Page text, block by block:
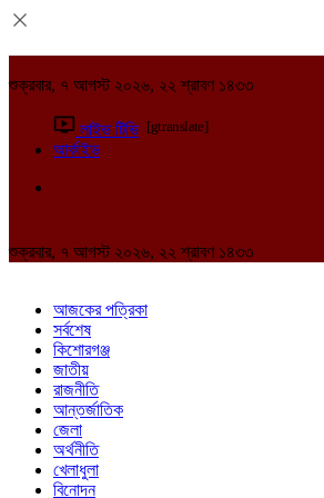
শুক্রবার, ৭ আগস্ট ২০২৬, ২২ শ্রাবণ ১৪৩৩
লাইভ টিভি [gtranslate]
আর্কাইভ
শুক্রবার, ৭ আগস্ট ২০২৬, ২২ শ্রাবণ ১৪৩৩
আজকের পত্রিকা
সর্বশেষ
কিশোরগঞ্জ
জাতীয়
রাজনীতি
আন্তর্জাতিক
জেলা
অর্থনীতি
খেলাধুলা
বিনোদন